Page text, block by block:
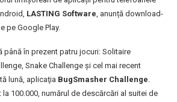
LASTING Software, anunță download-
pe Google Play.
până în prezent patru jocuri: Solitaire
Snake Challenge și cel mai recent
lună, aplicaţia BugSmasher Challenge.
100.000, numărul de descărcări al suitei de